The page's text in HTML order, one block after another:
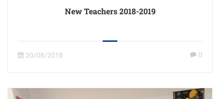
New Teachers 2018-2019
20/08/2018 0